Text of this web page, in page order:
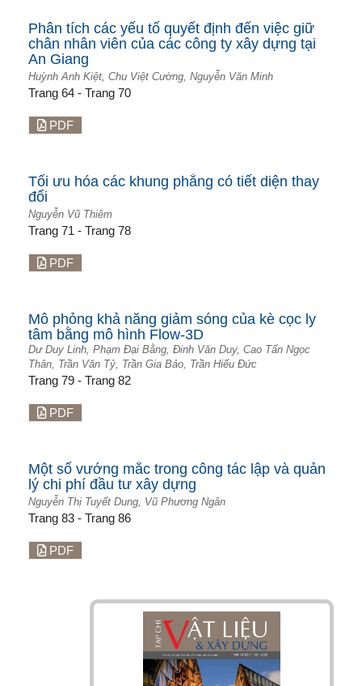
Phân tích các yếu tố quyết định đến việc giữ
chân nhân viên của các công ty xây dựng tại
An Giang
Huỳnh Anh Kiệt, Chu Việt Cường, Nguyễn Văn Minh
Trang 64 - Trang 70
PDF
Tối ưu hóa các khung phẳng có tiết diện thay
đổi
Nguyễn Vũ Thiêm
Trang 71 - Trang 78
PDF
Mô phỏng khả năng giảm sóng của kè cọc ly
tâm bằng mô hình Flow-3D
Dư Duy Linh, Phạm Đại Bằng, Đinh Văn Duy, Cao Tấn Ngọc
Thân, Trần Văn Tỷ, Trần Gia Bảo, Trần Hiếu Đức
Trang 79 - Trang 82
PDF
Một số vướng mắc trong công tác lập và quản
lý chi phí đầu tư xây dựng
Nguyễn Thị Tuyết Dung, Vũ Phương Ngân
Trang 83 - Trang 86
PDF